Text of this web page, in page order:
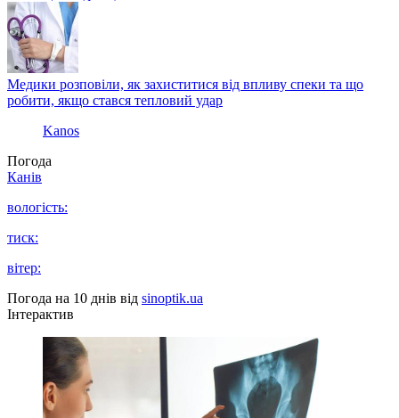
Медики розповіли, як захиститися від впливу спеки та що
робити, якщо стався тепловий удар
Kanos
Погода
Канів
вологість:
тиск:
вітер:
Погода на 10 днів від sinoptik.ua
Інтерактив